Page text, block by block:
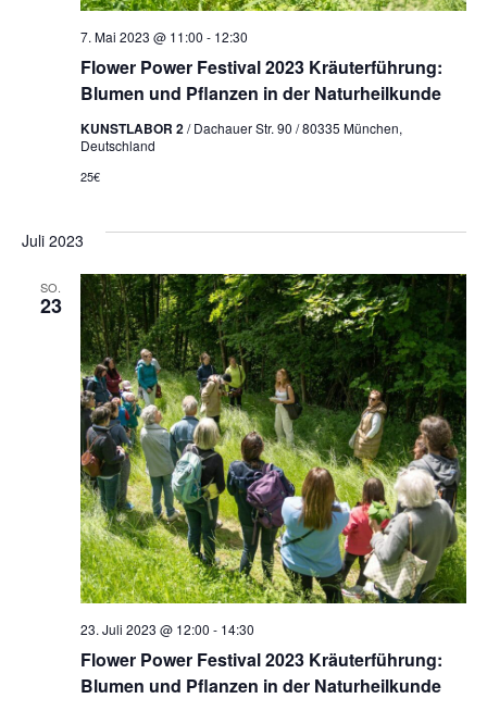
Flower Power Festival 2023 Kräuterführung:
Blumen und Pflanzen in der Naturheilkunde
7. Mai 2023 @ 11:00 - 12:30
KUNSTLABOR 2/ Dachauer Str. 90 / 80335 München,
Deutschland
25€
Juli 2023
SO.
23
Flower Power Festival 2023 Kräuterführung:
Blumen und Pflanzen in der Naturheilkunde
23. Juli 2023 @ 12:00 - 14:30